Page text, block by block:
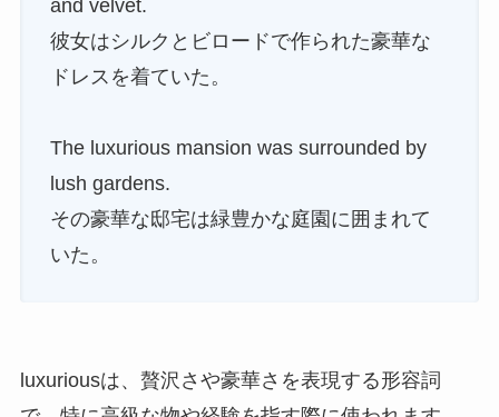
and velvet.
彼女はシルクとビロードで作られた豪華な
ドレスを着ていた。
The luxurious mansion was surrounded by
lush gardens.
その豪華な邸宅は緑豊かな庭園に囲まれて
いた。
luxuriousは、贅沢さや豪華さを表現する形容詞